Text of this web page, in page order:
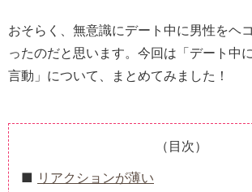
おそらく、無意識にデート中に男性をヘ
ったのだと思います。今回は「デート中
言動」について、まとめてみました！
（目次）
リアクションが薄い